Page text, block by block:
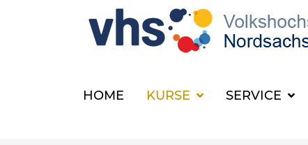
HOME KURSE SERVICE